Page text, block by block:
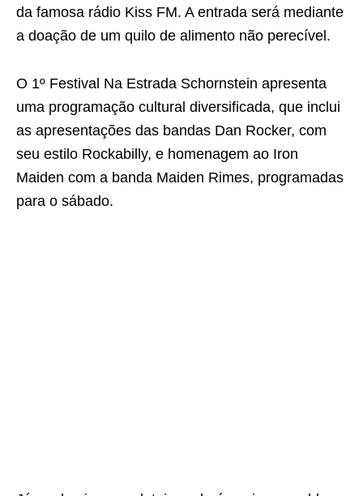
da famosa rádio Kiss FM. A entrada será mediante
a doação de um quilo de alimento não perecível.
O 1º Festival Na Estrada Schornstein apresenta
uma programação cultural diversificada, que inclui
as apresentações das bandas Dan Rocker, com
seu estilo Rockabilly, e homenagem ao Iron
Maiden com a banda Maiden Rimes, programadas
para o sábado.